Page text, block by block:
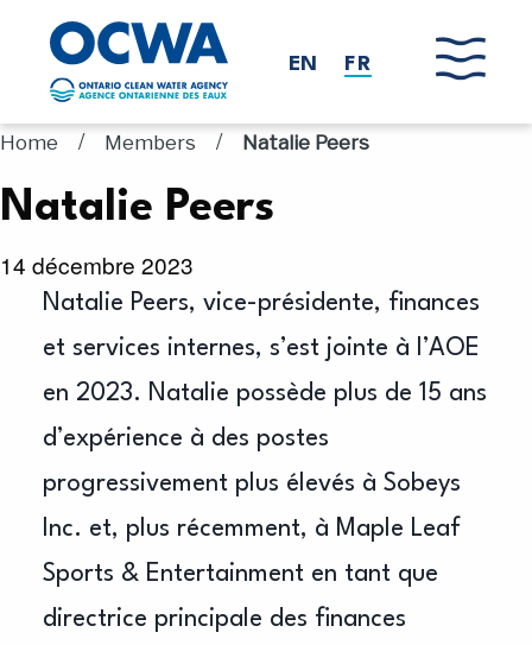
Skip to main content
EN FR
Home / Members / Natalie Peers
Natalie Peers
14 décembre 2023
Natalie Peers, vice-présidente, finances
et services internes, s’est jointe à l’AOE
en 2023. Natalie possède plus de 15 ans
d’expérience à des postes
progressivement plus élevés à Sobeys
Inc. et, plus récemment, à Maple Leaf
Sports & Entertainment en tant que
directrice principale des finances